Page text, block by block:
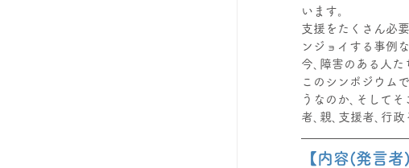
います。
支援をたくさん必
ンジョイする事例
今､障害のある人た
このシンポジウム
うなのか､そして
者､親､支援者､行政
【内容(発言者)